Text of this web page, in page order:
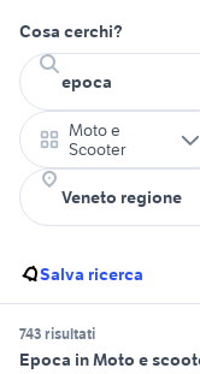
Cosa cerchi?
Moto e
Scooter
Salva ricerca
743 risultati
Epoca in Moto e